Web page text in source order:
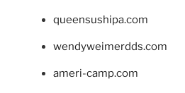
queensushipa.com
wendyweimerdds.com
ameri-camp.com